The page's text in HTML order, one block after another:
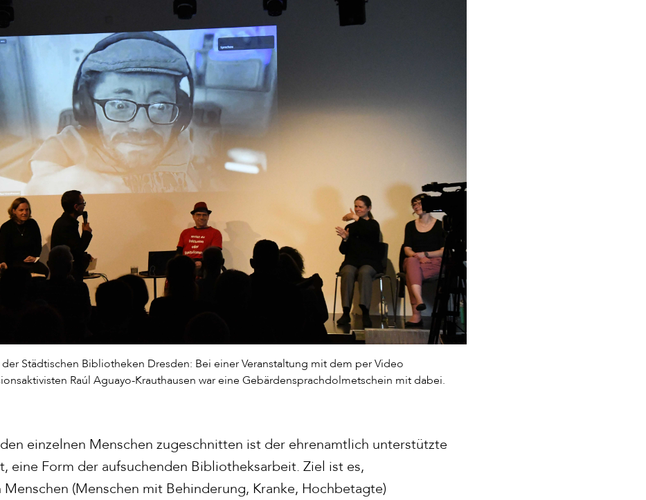
Städtischen Bibliotheken Dresden: Bei einer Veranstaltung mit dem per Video
Raúl Aguayo-Krauthausen war eine Gebärdensprachdolmetschein mit dabei.
einzelnen Menschen zugeschnitten ist der ehrenamtlich unterstützte
eine Form der aufsuchenden Bibliotheksarbeit. Ziel ist es,
Menschen (Menschen mit Behinderung, Kranke, Hochbetagte)